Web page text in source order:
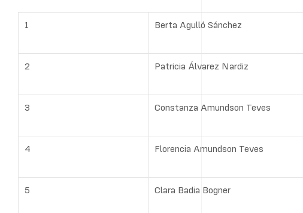
1 Berta Agulló Sánchez
2 Patricia Álvarez Nardiz
3 Constanza Amundson Teves
4 Florencia Amundson Teves
5 Clara Badia Bogner